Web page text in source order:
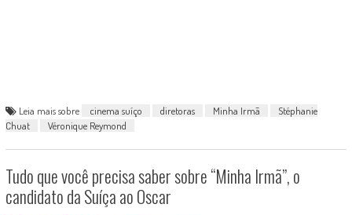
Leia mais sobre cinema suíço diretoras Minha Irmã
Stéphanie
Chuat
Véronique Reymond
Tudo que você precisa saber sobre “Minha Irmã”, o
candidato da Suíça ao Oscar